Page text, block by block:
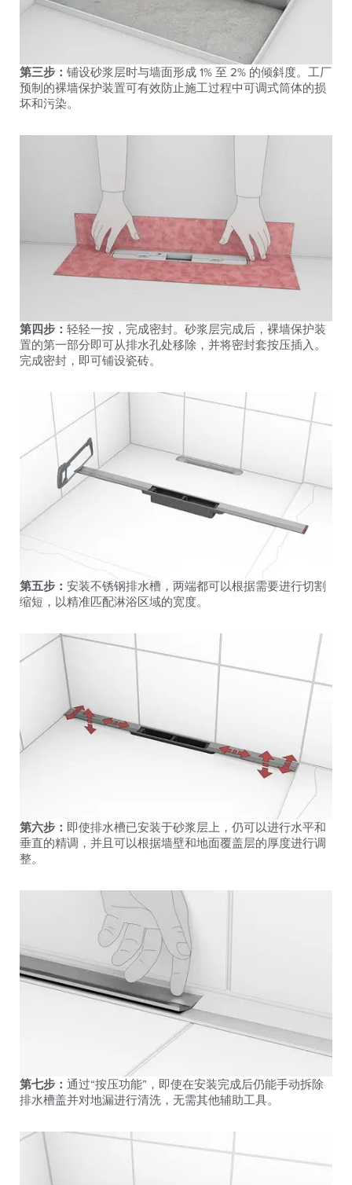
第三步： 铺设砂浆层时与墙面形成 1% 至 2% 的倾斜度。工厂
预制的裸墙保护装置可有效防止施工过程中可调式筒体的损
坏和污染。
第四步： 轻轻一按，完成密封。砂浆层完成后，裸墙保护装
置的第一部分即可从排水孔处移除，并将密封套按压插入。
完成密封，即可铺设瓷砖。
第五步： 安装不锈钢排水槽，两端都可以根据需要进行切割
缩短，以精准匹配淋浴区域的宽度。
第六步： 即使排水槽已安装于砂浆层上，仍可以进行水平和
垂直的精调，并且可以根据墙壁和地面覆盖层的厚度进行调
整。
第七步： 通过“按压功能”，即使在安装完成后仍能手动拆除
排水槽盖并对地漏进行清洗，无需其他辅助工具。